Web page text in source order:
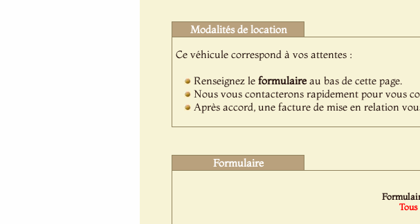
Modalités de location
Ce véhicule correspond à vos attentes :
Renseignez le formulaireau bas de cette page.
Nous vous contacterons rapidement pour vous
Après accord, une facture de mise en relation
Formulaire